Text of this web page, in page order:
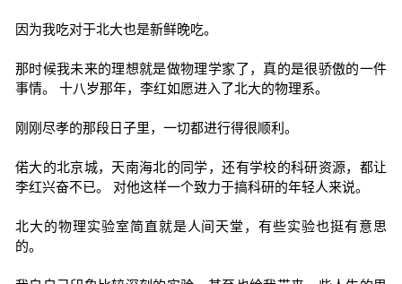
因为我吃对于北大也是新鲜晚吃。
那时候我未来的理想就是做物理学家了，真的是很骄傲的一件
事情。 十八岁那年，李红如愿进入了北大的物理系。
刚刚尽孝的那段日子里，一切都进行得很顺利。
偌大的北京城，天南海北的同学，还有学校的科研资源，都让
李红兴奋不已。 对他这样一个致力于搞科研的年轻人来说。
北大的物理实验室简直就是人间天堂，有些实验也挺有意思
的。